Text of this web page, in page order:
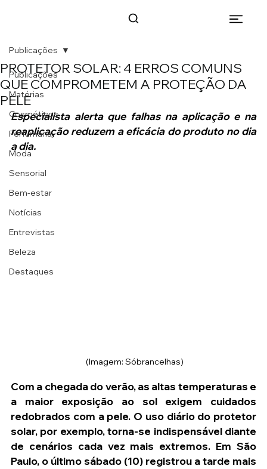
Publicações
Matérias
Cosméticos
Perfumaria
Moda
Sensorial
Bem-estar
Notícias
Entrevistas
Beleza
Destaques
Publicações
PROTETOR SOLAR: 4 ERROS COMUNS
QUE COMPROMETEM A PROTEÇÃO DA
PELE
Especialista alerta que falhas na aplicação e na
reaplicação reduzem a eficácia do produto no dia
a dia.
(Imagem: Sóbrancelhas)
Com a chegada do verão, as altas temperaturas e
a maior exposição ao sol exigem cuidados
redobrados com a pele. O uso diário do protetor
solar, por exemplo, torna-se indispensável diante
de cenários cada vez mais extremos. Em São
Paulo, o último sábado (10) registrou a tarde mais